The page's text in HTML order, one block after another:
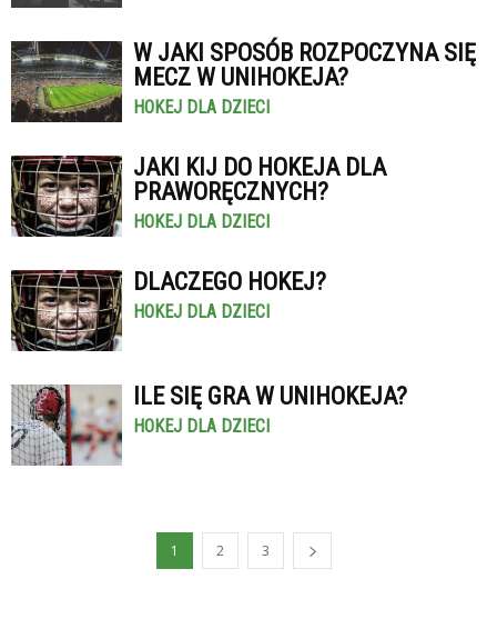
W JAKI SPOSÓB ROZPOCZYNA SIĘ
MECZ W UNIHOKEJA?
HOKEJ DLA DZIECI
JAKI KIJ DO HOKEJA DLA
PRAWORĘCZNYCH?
HOKEJ DLA DZIECI
DLACZEGO HOKEJ?
HOKEJ DLA DZIECI
ILE SIĘ GRA W UNIHOKEJA?
HOKEJ DLA DZIECI
1 2 3